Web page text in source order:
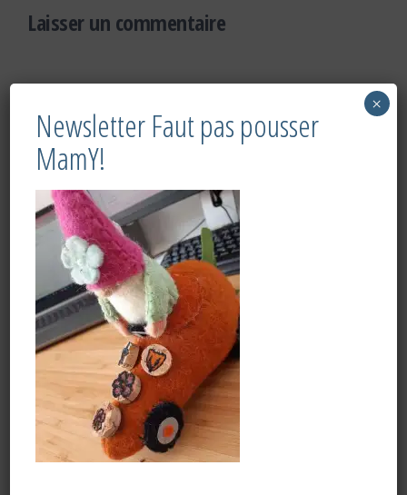
Laisser un commentaire
Newsletter Faut pas pousser
MamY!
×